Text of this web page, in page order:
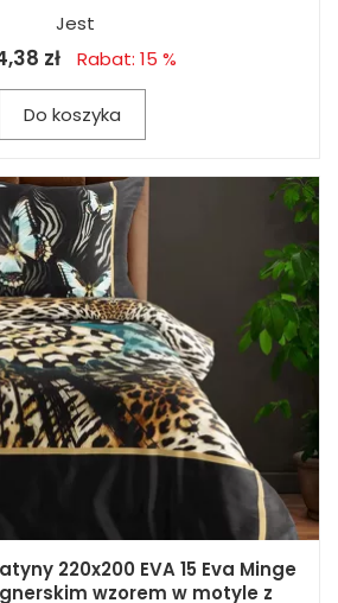
Jest
zł Rabat: 15 %
Do koszyka
220x200 EVA 15 Eva Minge
wzorem w motyle z